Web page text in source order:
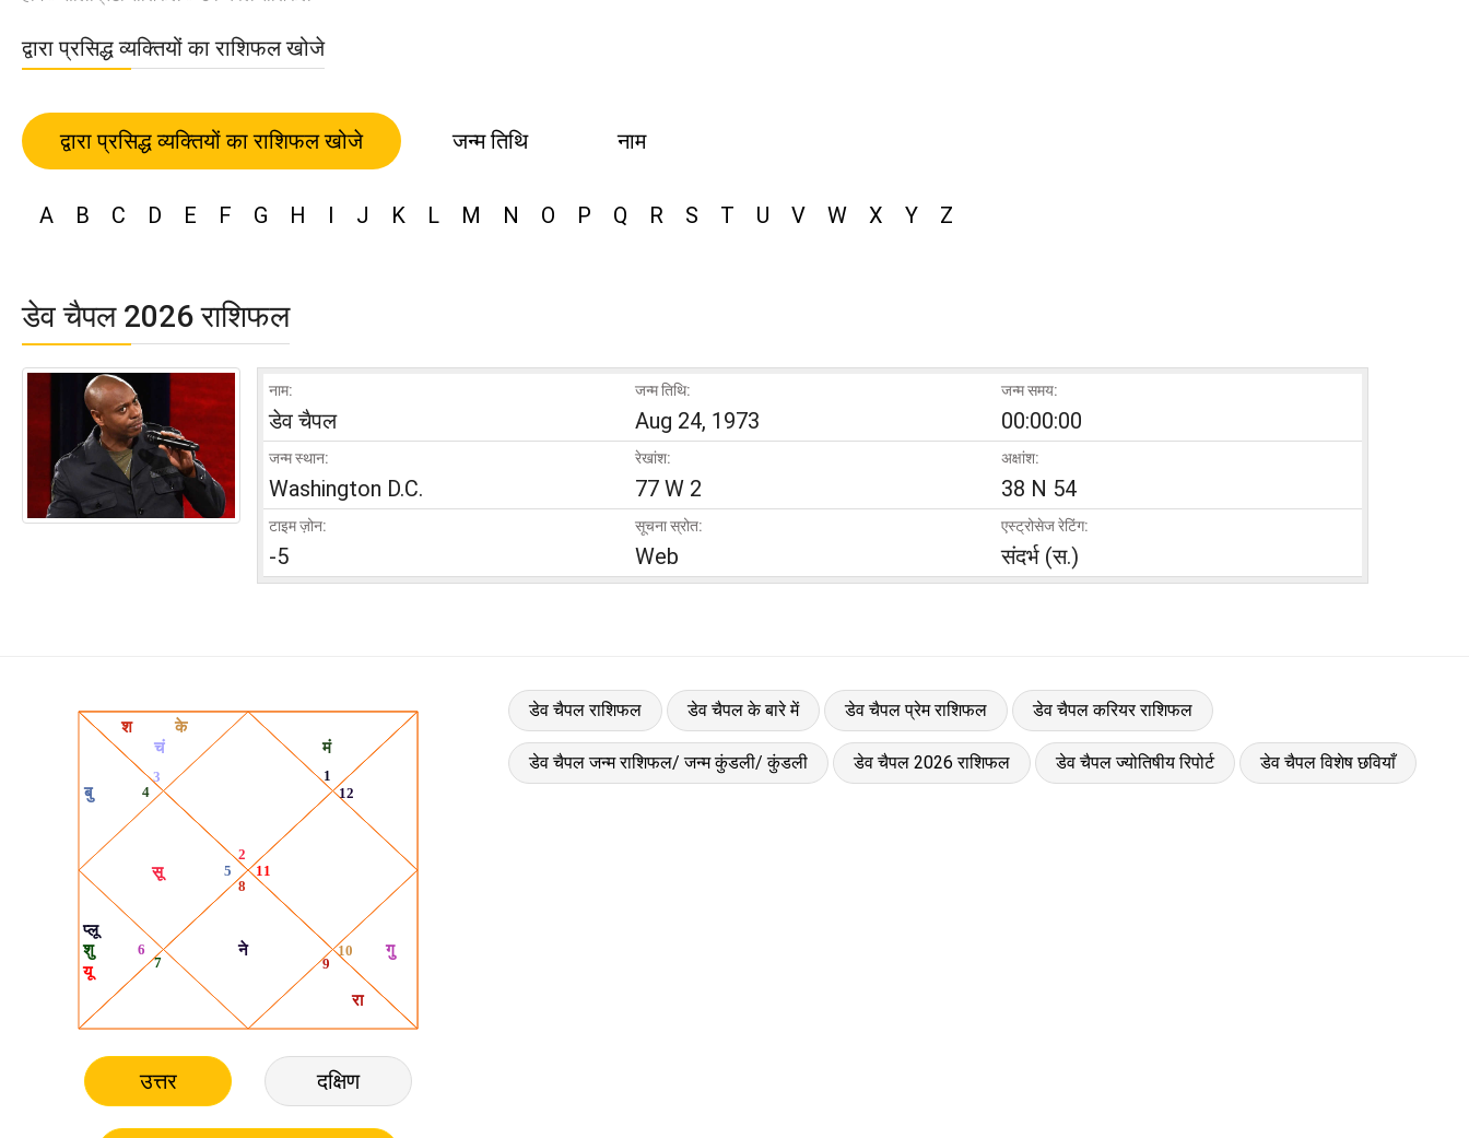
द्वारा प्रसिद्ध व्यक्तियों का राशिफल खोजे
द्वारा प्रसिद्ध व्यक्तियों का राशिफल खोजे जन्म तिथि नाम
A B C D E F G H I J K L M N O P Q R S T U V W X Y Z
डेव चैपल 2026 राशिफल
नाम:
डेव चैपल
जन्म तिथि:
Aug 24, 1973
जन्म समय:
00:00:00
जन्म स्थान:
Washington D.C.
रेखांश:
77 W 2
अक्षांश:
38 N 54
टाइम ज़ोन:
-5
सूचना स्रोत:
Web
एस्ट्रोसेज रेटिंग:
संदर्भ (स.)
उत्तर दक्षिण
डेव चैपल राशिफल डेव चैपल के बारे में डेव चैपल प्रेम राशिफल डेव चैपल करियर राशिफल
डेव चैपल जन्म राशिफल/ जन्म कुंडली/ कुंडली डेव चैपल 2026 राशिफल डेव चैपल ज्योतिषीय रिपोर्ट डेव चैपल विशेष छवियाँ